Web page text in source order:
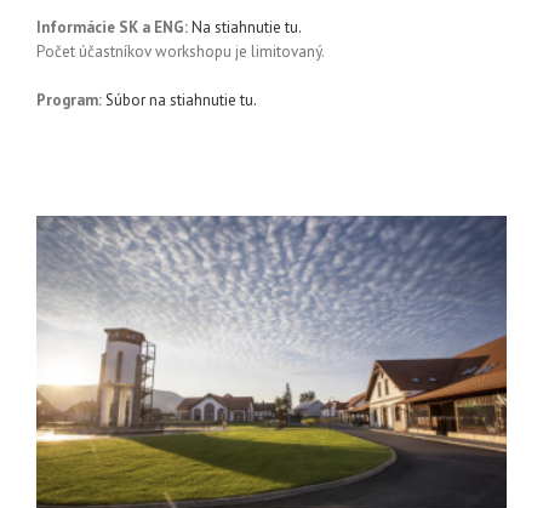
Informácie SK a ENG:Na stiahnutie tu.
Počet účastníkov workshopu je limitovaný.
Program:Súbor na stiahnutie tu.